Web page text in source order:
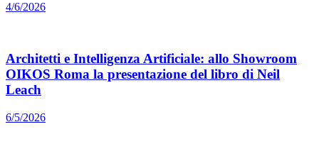
4/6/2026
Architetti e Intelligenza Artificiale: allo Showroom
OIKOS Roma la presentazione del libro di Neil
Leach
6/5/2026